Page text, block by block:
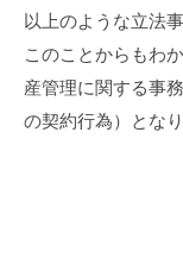
以上のような立法
このことからもわ
産管理に関する事
の契約行為）となり